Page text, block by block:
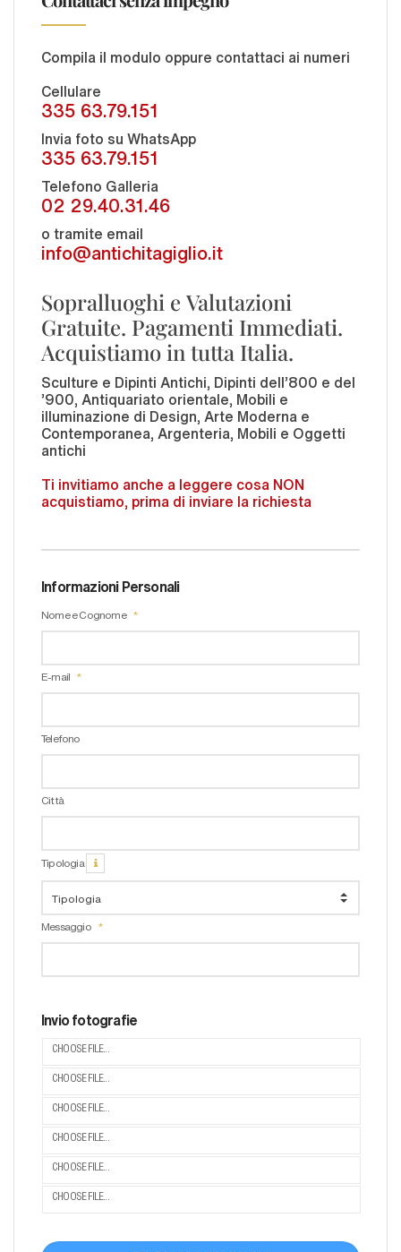
Compila il modulo oppure contattaci ai numeri
Cellulare
335 63.79.151
Invia foto su WhatsApp
335 63.79.151
Telefono Galleria
02 29.40.31.46
o tramite email
info@antichitagiglio.it
Sopralluoghi e Valutazioni
Gratuite. Pagamenti Immediati.
Acquistiamo in tutta Italia.
Sculture e Dipinti Antichi, Dipinti dell'800 e del
'900, Antiquariato orientale, Mobili e
illuminazione di Design, Arte Moderna e
Contemporanea, Argenteria, Mobili e Oggetti
antichi
Ti invitiamo anche a leggere cosa NON
acquistiamo, prima di inviare la richiesta
Informazioni Personali
Nome e Cognome
E-mail
Telefono
Città
Tipologia
Messaggio
Invio fotografie
CHOOSE FILE...
CHOOSE FILE...
CHOOSE FILE...
CHOOSE FILE...
CHOOSE FILE...
CHOOSE FILE...